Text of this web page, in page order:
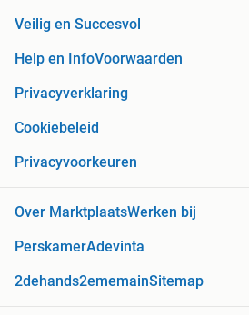
Veilig en Succesvol
Help en InfoVoorwaarden
Privacyverklaring
Cookiebeleid
Privacyvoorkeuren
Over MarktplaatsWerken bij
PerskamerAdevinta
2dehands2ememainSitemap